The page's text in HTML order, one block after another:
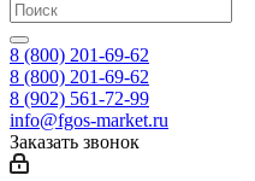
8 (800) 201-69-62
8 (800) 201-69-62
8 (902) 561-72-99
info@fgos-market.ru
Заказать звонок